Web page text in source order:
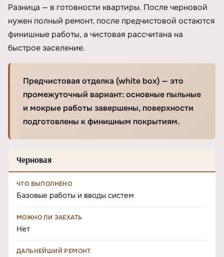
Разница — в готовности квартиры. После черновой
нужен полный ремонт, после предчистовой остаются
финишные работы, а чистовая рассчитана на
быстрое заселение.
Предчистовая отделка (white box) — это
промежуточный вариант: основные пыльные
и мокрые работы завершены, поверхности
подготовлены к финишным покрытиям.
Черновая
ЧТО ВЫПОЛНЕНО
Базовые работы и вводы систем
МОЖНО ЛИ ЗАЕХАТЬ
Нет
ДАЛЬНЕЙШИЙ РЕМОНТ